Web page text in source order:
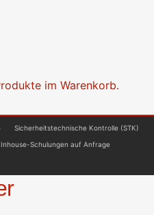
im Warenkorb.
Sicherheitstechnische Kontrolle (STK)
Inhouse-Schulungen auf Anfrage